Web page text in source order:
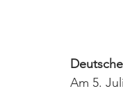
Am 5.